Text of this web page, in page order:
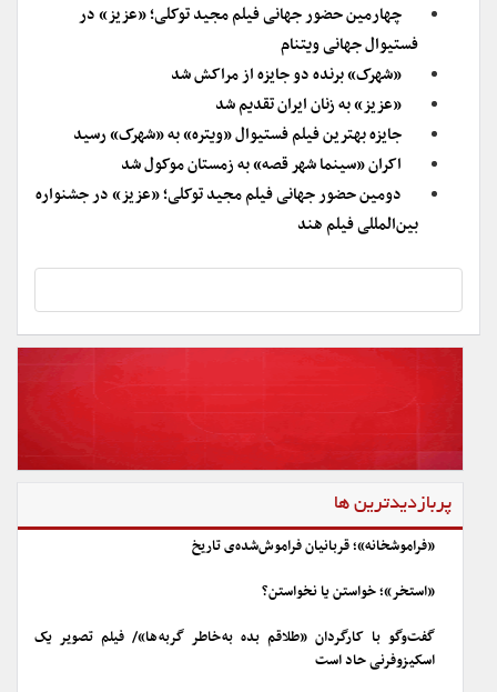
چهارمین حضور جهانی فیلم مجید توکلی؛ «عزیز» در
فستیوال جهانی ویتنام
«شهرک» برنده دو جایزه از مراکش شد
«عزیز» به زنان ایران تقدیم شد
جایزه بهترین فیلم فستیوال «ویتره» به «شهرک» رسید
اکران «سینما شهر قصه» به زمستان موکول شد
دومین حضور جهانی فیلم مجید توکلی؛ «عزیز» در جشنواره
بین‌المللی فیلم هند
پربازدیدترین ها
«فراموشخانه»؛ قربانیان فراموش‌شده‌ی تاریخ
«استخر»؛ خواستن یا نخواستن؟
گفت‌وگو با کارگردان «طلاقم بده به خاطر گربه ها»/ فیلم تصویر یک
اسکیزوفرنی حاد است